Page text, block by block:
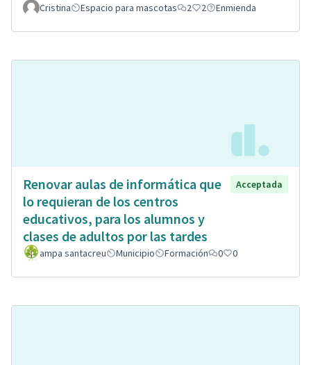
Cristina
Espacio para mascotas 2 2 Enmienda
Renovar aulas de informática que
lo requieran de los centros
educativos, para los alumnos y
clases de adultos por las tardes
Acceptada
ampa santacreu Municipio Formación 0 0